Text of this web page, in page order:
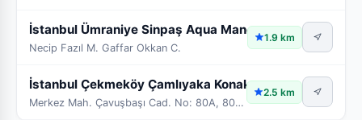
İstanbul Ümraniye Sinpaş Aqua Manors M. Açık
Necip Fazıl M. Gaffar Okkan C.
1.9 km
İstanbul Çekmeköy Çamlıyaka Konakları Açık
Merkez Mah. Çavuşbaşı Cad. No: 80A, 80B, 80C, 80D ve 80E
2.5 km